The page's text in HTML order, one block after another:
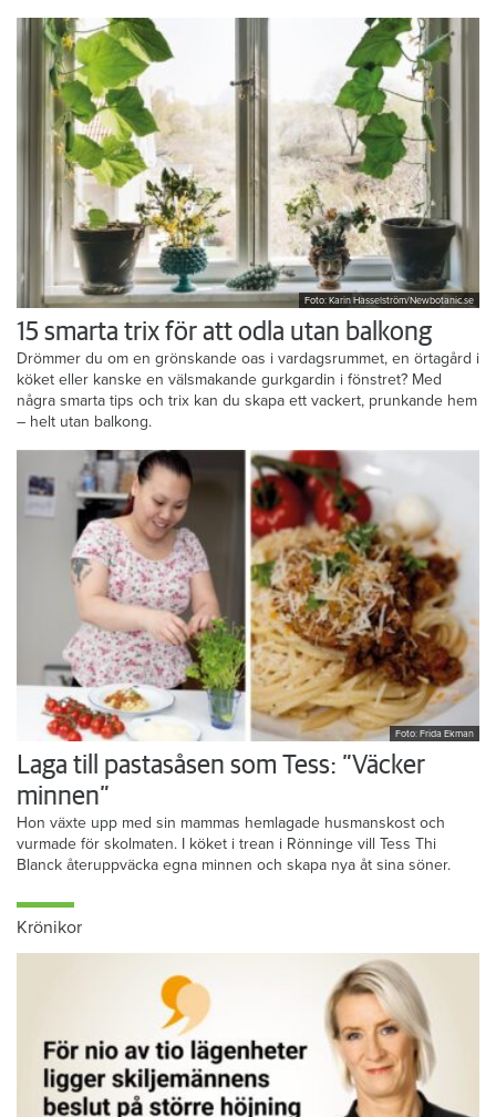
Foto: Karin Hasselström/Newbotanic.se
15 smarta trix för att odla utan balkong
Drömmer du om en grönskande oas i vardagsrummet, en örtagård i
köket eller kanske en välsmakande gurkgardin i fönstret? Med
några smarta tips och trix kan du skapa ett vackert, prunkande hem
– helt utan balkong.
Foto: Frida Ekman
Laga till pastasåsen som Tess: ”Väcker
minnen”
Hon växte upp med sin mammas hemlagade husmanskost och
vurmade för skolmaten. I köket i trean i Rönninge vill Tess Thi
Blanck återuppväcka egna minnen och skapa nya åt sina söner.
Krönikor